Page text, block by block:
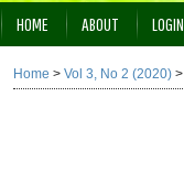
HOME ABOUT LOGIN
INDEXING
Home > Vol 3, No 2 (2020) >